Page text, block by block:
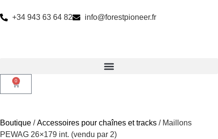
+34 943 63 64 82 info@forestpioneer.fr
0
Boutique /Accessoires pour chaînes et tracks / Maillons
PEWAG 26×179 int. (vendu par 2)